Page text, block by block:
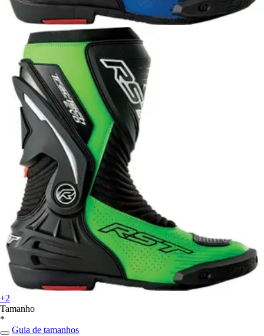
+2
Tamanho
*
Guia de tamanhos